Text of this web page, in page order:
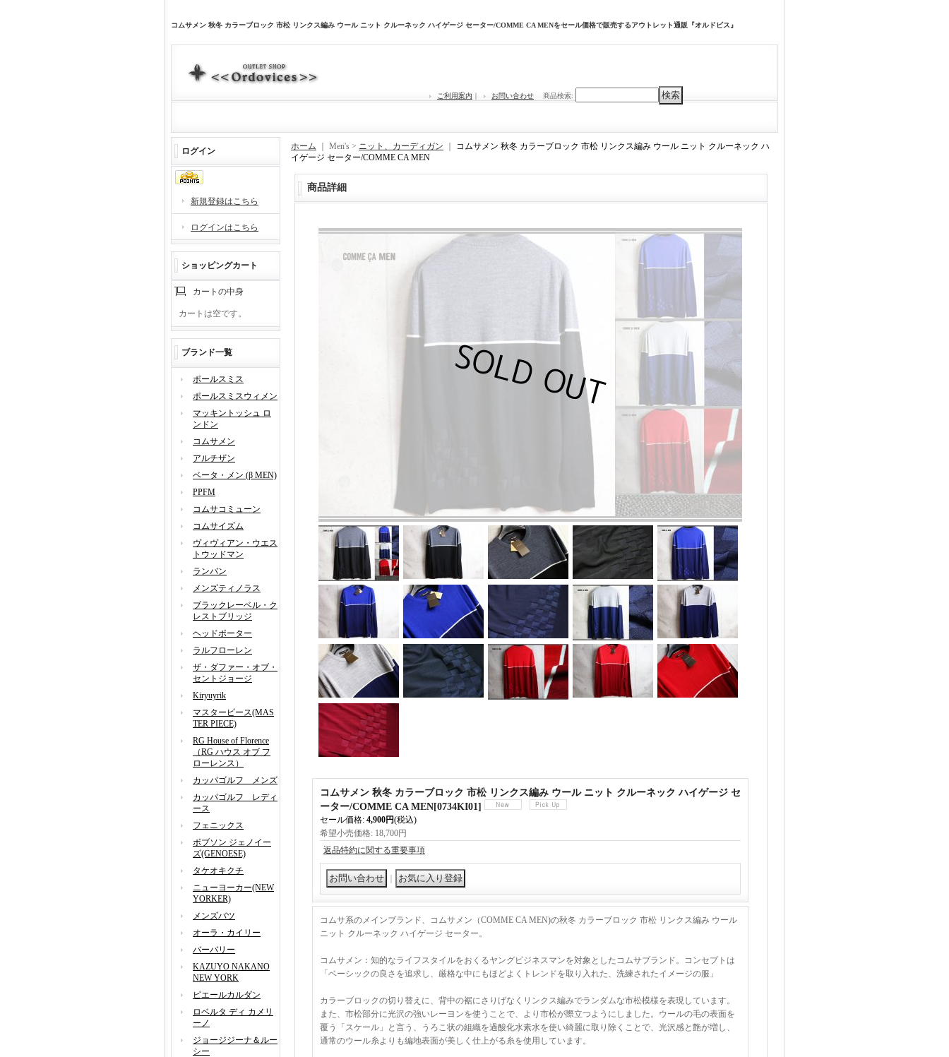
コムサメン 秋冬 カラーブロック 市松 リンクス編み ウール ニット クルーネック ハイゲージ セーター/COMME CA MENをセール価格で販売するアウトレット通販『オルドビス』
ご利用案内 ｜ お問い合わせ 商品検索:
ログイン
新規登録はこちら
ログインはこちら
ショッピングカート
カートの中身
カートは空です。
ブランド一覧
ポールスミス
ポールスミスウィメン
マッキントッシュ ロ
ンドン
コムサメン
アルチザン
ベータ・メン (β MEN)
PPFM
コムサコミューン
コムサイズム
ヴィヴィアン・ウエス
トウッドマン
ランバン
メンズティノラス
ブラックレーベル・ク
レストブリッジ
ヘッドポーター
ラルフローレン
ザ・ダファー・オブ・
セントジョージ
Kiryuyrik
マスターピース(MAS
TER PIECE)
RG House of Florence
（RG ハウス オブ フ
ローレンス）
カッパゴルフ メンズ
カッパゴルフ レディ
ース
フェニックス
ボブソン ジェノイー
ズ(GENOESE)
タケオキクチ
ニューヨーカー(NEW
YORKER)
メンズバツ
オーラ・カイリー
バーバリー
KAZUYO NAKANO
NEW YORK
ピエールカルダン
ロベルタ ディ カメリ
ーノ
ジョージジーナ＆ルー
シー
ホーム ｜ Men's > ニット、カーディガン
コムサメン 秋冬 カラーブロック 市松 リンクス編み ウール ニット クルーネック ハ
イゲージ セーター/COMME CA MEN
商品詳細
コムサメン 秋冬 カラーブロック 市松 リンクス編み ウール ニット クルーネック ハイゲージ セ
ーター/COMME CA MEN[0734KI01]
セール価格: 4,900円(税込)
希望小売価格: 18,700円
返品特約に関する重要事項
コムサ系のメインブランド、コムサメン（COMME CA MEN)の秋冬 カラーブロック 市松 リンクス編み ウール
ニット クルーネック ハイゲージ セーター。
コムサメン：知的なライフスタイルをおくるヤングビジネスマンを対象としたコムサブランド。コンセプトは
「ベーシックの良さを追求し、厳格な中にもほどよくトレンドを取り入れた、洗練されたイメージの服」
カラーブロックの切り替えに、背中の裾にさりげなくリンクス編みでランダムな市松模様を表現しています。
また、市松部分に光沢の強いレーヨンを使うことで、より市松が際立つようにしました。ウールの毛の表面を
覆う「スケール」と言う、うろこ状の組織を過酸化水素水を使い綺麗に取り除くことで、光沢感と艶が増し、
通常のウール糸よりも編地表面が美しく仕上がる糸を使用しています。